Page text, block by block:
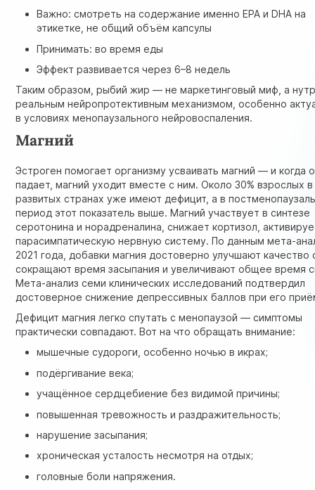
Важно: смотреть на содержание именно EPA и DHA на
этикетке, не общий объём капсулы
Принимать: во время еды
Эффект развивается через 6–8 недель
Таким образом, рыбий жир — не маркетинговый миф, а
реальным нейропротективным механизмом, особенно
в условиях менопаузального нейровоспаления.
Магний
Эстроген помогает организму усваивать магний — и когда
падает, магний уходит вместе с ним. Около 30% взрослых в
развитых странах уже имеют дефицит, а в
период этот показатель выше. Магний участвует в синтезе
серотонина и норадреналина, снижает кортизол,
парасимпатическую нервную систему. По данным мета-
2021 года, добавки магния достоверно улучшают
сокращают время засыпания и увеличивают общее время
Мета-анализ семи клинических исследований подтвердил
достоверное снижение депрессивных баллов при его
Дефицит магния легко спутать с менопаузой — симптомы
практически совпадают. Вот на что обращать внимание:
мышечные судороги, особенно ночью в икрах;
подёргивание века;
учащённое сердцебиение без видимой причины;
повышенная тревожность и раздражительность;
нарушение засыпания;
хроническая усталость несмотря на отдых;
головные боли напряжения.